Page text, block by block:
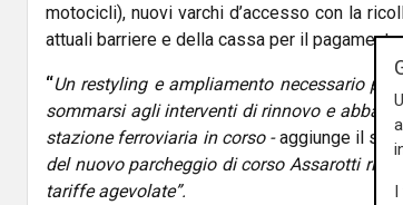
motocicli), nuovi varchi d’accesso con la
attuali barriere e della cassa per il
“Un restyling e ampliamento necessario per
sommarsi agli interventi di rinnovo e
stazione ferroviaria in corso -aggiunge il
del nuovo parcheggio di corso Assarotti
tariffe agevolate”.
I